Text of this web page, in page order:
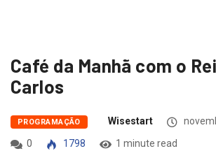
Café da Manhã com o
Carlos
PROGRAMAÇÃO Wisestart
0
1798 1 minute read